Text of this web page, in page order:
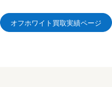
オフホワイト買取実績ページ